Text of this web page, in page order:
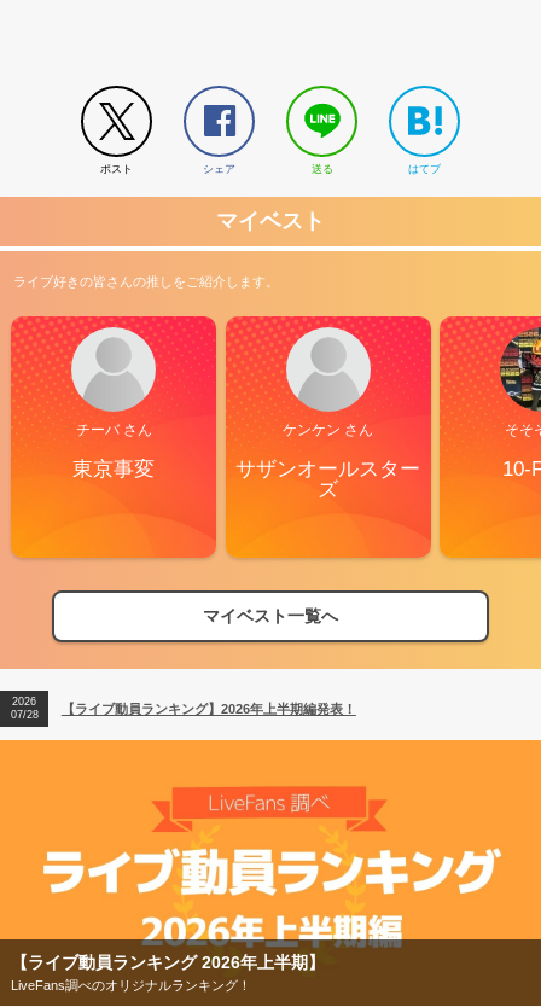
ポスト シェア 送る はてブ
マイベスト
ライブ好きの皆さんの推しをご紹介します。
チーバ さん
東京事変
ケンケン さん
サザンオールスター
ズ
そそ
10-
マイベスト一覧へ
【ライブ動員ランキング】2026年上半期編発表！
【フェス特集2026】フェス情報はここから！
2026
07/28
【ライブ動員ランキング】2026年上半期編発表！
【ライブ動員ランキング 2026年上半期】
LiveFans調べのオリジナルランキング！